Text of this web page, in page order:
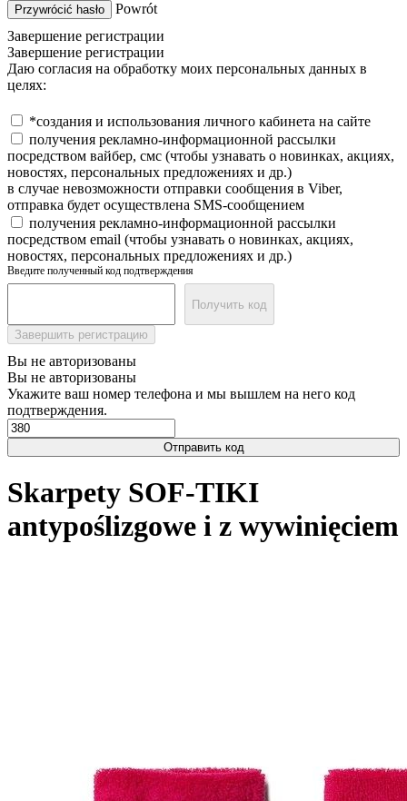
Przywrócić hasło
Powrót
Завершение регистрации
Завершение регистрации
Даю согласия на обработку моих персональных данных в
целях:
*создания и использования личного кабинета на сайте
получения рекламно-информационной рассылки
посредством вайбер, смс (чтобы узнавать о новинках, акциях,
новостях, персональных предложениях и др.)
в случае невозможности отправки сообщения в Viber,
отправка будет осуществлена SMS-сообщением
получения рекламно-информационной рассылки
посредством email (чтобы узнавать о новинках, акциях,
новостях, персональных предложениях и др.)
Введите полученный код подтверждения
Получить код
Завершить регистрацию
Вы не авторизованы
Вы не авторизованы
Укажите ваш номер телефона и мы вышлем на него код
подтверждения.
Отправить код
Skarpety SOF-TIKI
antypoślizgowe i z wywinięciem